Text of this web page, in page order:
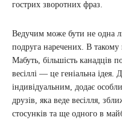
гострих зворотних фраз.
Ведучим може бути не одна
подруга наречених. В такому
Мабуть, більшість канадців
весіллі — це геніальна ідея.
індивідуальним, додає
друзів, яка веде весілля,
стосунків та ще одного в